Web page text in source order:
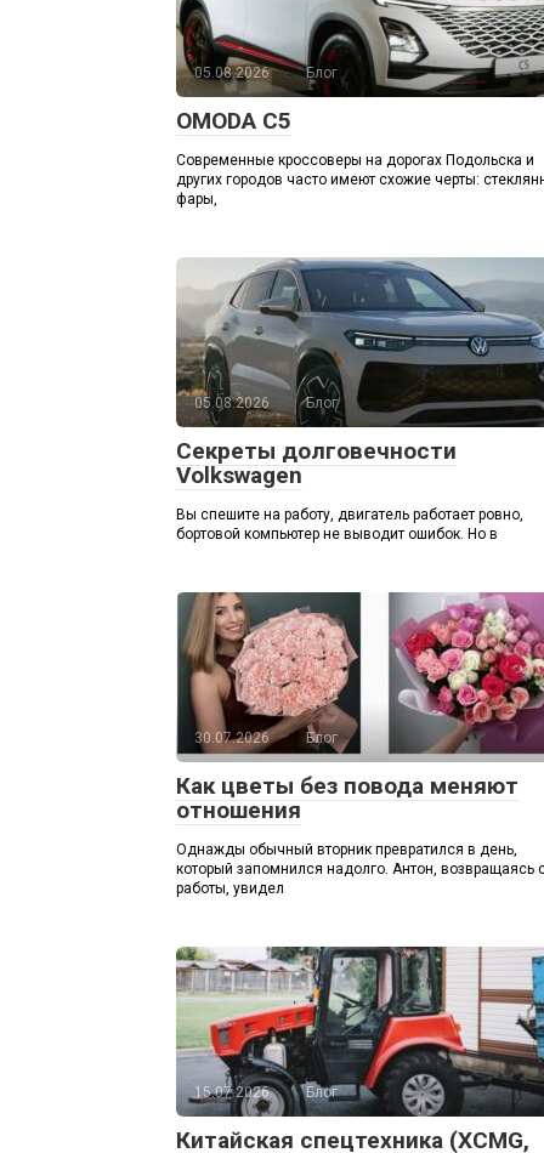
05.08.2026 Блог
OMODA C5
Современные кроссоверы на дорогах Подольска и
других городов часто имеют схожие черты:
фары,
05.08.2026 Блог
Секреты долговечности
Volkswagen
Вы спешите на работу, двигатель работает ровно,
бортовой компьютер не выводит ошибок. Но в
30.07.2026 Блог
Как цветы без повода меняют
отношения
Однажды обычный вторник превратился в день,
который запомнился надолго. Антон, возвращаясь
работы, увидел
15.07.2026 Блог
Китайская спецтехника (XCMG,